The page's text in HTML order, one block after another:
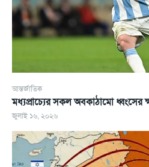
আন্তর্জাতিক
মধ্যপ্রাচ্যের সকল অবকাঠামো
জুলাই ১৬, ২০২৬